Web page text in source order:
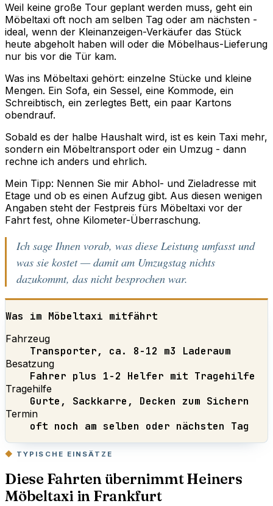
Weil keine große Tour geplant werden muss, geht ein
Möbeltaxi oft noch am selben Tag oder am nächsten -
ideal, wenn der Kleinanzeigen-Verkäufer das Stück
heute abgeholt haben will oder die Möbelhaus-Lieferung
nur bis vor die Tür kam.
Was ins Möbeltaxi gehört: einzelne Stücke und kleine
Mengen. Ein Sofa, ein Sessel, eine Kommode, ein
Schreibtisch, ein zerlegtes Bett, ein paar Kartons
obendrauf.
Sobald es der halbe Haushalt wird, ist es kein Taxi mehr,
sondern ein Möbeltransport oder ein Umzug - dann
rechne ich anders und ehrlich.
Mein Tipp: Nennen Sie mir Abhol- und Zieladresse mit
Etage und ob es einen Aufzug gibt. Aus diesen wenigen
Angaben steht der Festpreis fürs Möbeltaxi vor der
Fahrt fest, ohne Kilometer-Überraschung.
Ich sage Ihnen vorab, was diese Leistung umfasst und
was sie kostet — damit am Umzugstag nichts
dazukommt, das nicht besprochen war.
Was im Möbeltaxi mitfährt
Fahrzeug
Transporter, ca. 8-12 m3 Laderaum
Besatzung
Fahrer plus 1-2 Helfer mit Tragehilfe
Tragehilfe
Gurte, Sackkarre, Decken zum Sichern
Termin
oft noch am selben oder nächsten Tag
TYPISCHE EINSÄTZE
Diese Fahrten übernimmt Heiners
Möbeltaxi in Frankfurt